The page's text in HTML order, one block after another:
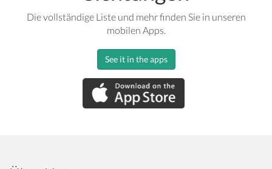
Die vollständige Liste und mehr finden Sie in unseren
mobilen Apps.
See it in the apps